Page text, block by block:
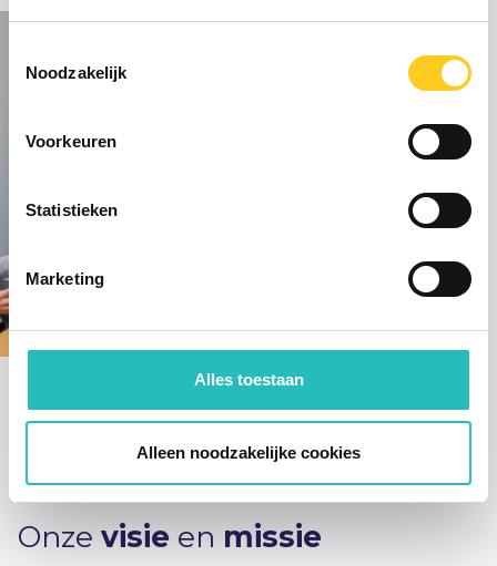
Noodzakelijk
Voorkeuren
Statistieken
Marketing
Alles toestaan
Alleen noodzakelijke cookies
Onze visie en missie